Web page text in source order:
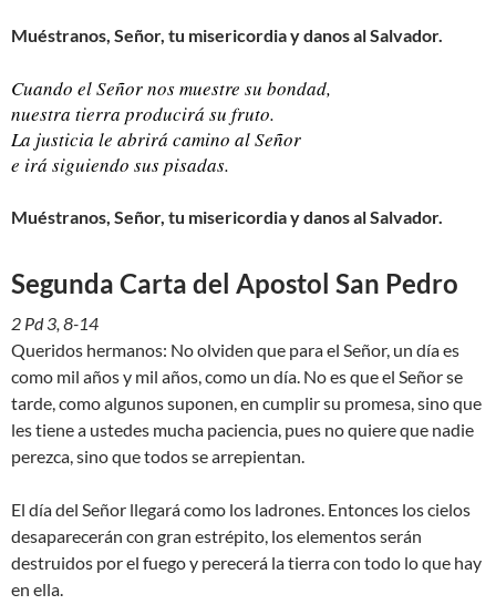
Muéstranos, Señor, tu misericordia y danos al Salvador.
Cuando el Señor nos muestre su bondad,
nuestra tierra producirá su fruto.
La justicia le abrirá camino al Señor
e irá siguiendo sus pisadas.
Muéstranos, Señor, tu misericordia y danos al Salvador.
Segunda Carta del Apostol San Pedro
2 Pd 3, 8-14
Queridos hermanos: No olviden que para el Señor, un día es
como mil años y mil años, como un día. No es que el Señor se
tarde, como algunos suponen, en cumplir su promesa, sino que
les tiene a ustedes mucha paciencia, pues no quiere que nadie
perezca, sino que todos se arrepientan.
El día del Señor llegará como los ladrones. Entonces los cielos
desaparecerán con gran estrépito, los elementos serán
destruidos por el fuego y perecerá la tierra con todo lo que hay
en ella.